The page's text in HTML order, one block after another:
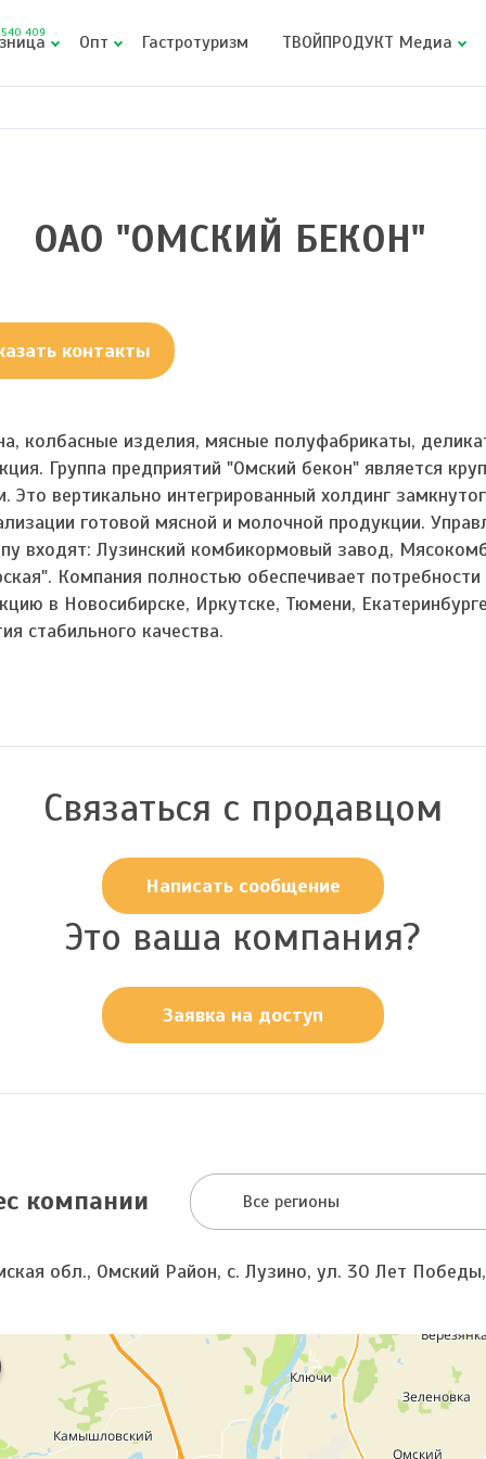
540 409 Опт Гастротуризм ТВОЙПРОДУКТ Медиа
ОАО "ОМСКИЙ БЕКОН"
контакты
колбасные изделия, мясные полуфабрикаты,
Группа предприятий "Омский бекон" является
Это вертикально интегрированный холдинг
готовой мясной и молочной продукции.
входят: Лузинский комбикормовый завод,
Компания полностью обеспечивает
в Новосибирске, Иркутске, Тюмени,
стабильного качества.
Связаться с продавцом
Написать сообщение
Это ваша компания?
Заявка на доступ
компании Все регионы
обл., Омский Район, с. Лузино, ул. 30 Лет